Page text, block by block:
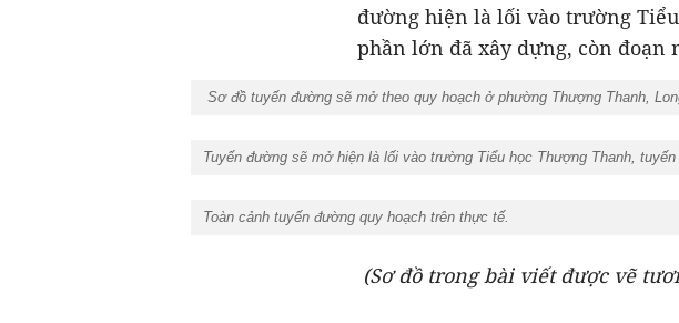
đường hiện là lối vào trường
phần lớn đã xây dựng, còn đoạn
Sơ đồ tuyến đường sẽ mở theo quy hoạch ở phường Thượng Thanh,
Tuyến đường sẽ mở hiện là lối vào trường Tiểu học Thượng Thanh,
Toàn cảnh tuyến đường quy hoạch trên thực tế.
(Sơ đồ trong bài viết được vẽ